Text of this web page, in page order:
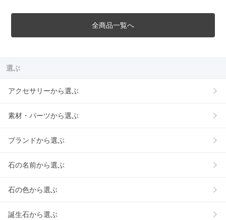
全商品一覧へ
選ぶ
アクセサリーから選ぶ
素材・パーツから選ぶ
ブランドから選ぶ
石の名前から選ぶ
石の色から選ぶ
誕生石から選ぶ